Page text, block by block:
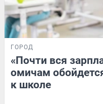
ГОРОД
«Почти вся
омичам
к школе